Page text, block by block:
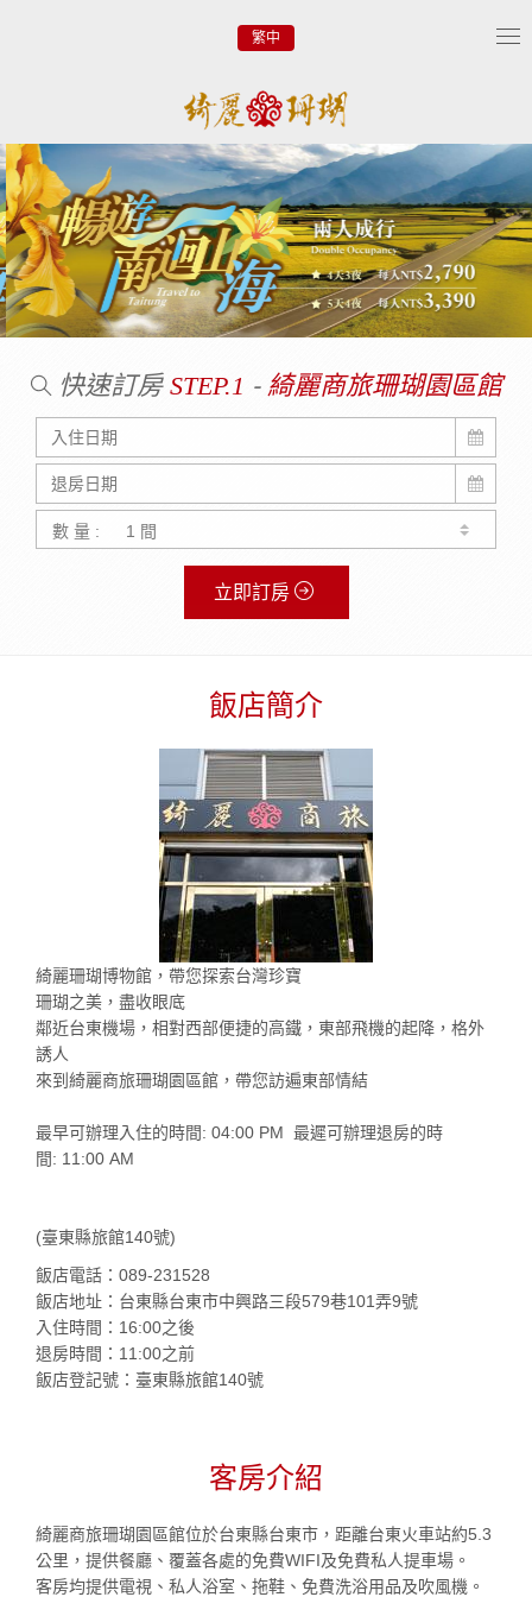
繁中
快速訂房 STEP.1 - 綺麗商旅珊瑚園區館
數 量 :
立即訂房
飯店簡介
綺麗珊瑚博物館，帶您探索台灣珍寶
珊瑚之美，盡收眼底
鄰近台東機場，相對西部便捷的高鐵，東部飛機的起降，格外
誘人
來到綺麗商旅珊瑚園區館，帶您訪遍東部情結
最早可辦理入住的時間: 04:00 PM 最遲可辦理退房的時
間: 11:00 AM
(臺東縣旅館140號)
飯店電話：089-231528
飯店地址：台東縣台東市中興路三段579巷101弄9號
入住時間：16:00之後
退房時間：11:00之前
飯店登記號：臺東縣旅館140號
客房介紹
綺麗商旅珊瑚園區館位於台東縣台東市，距離台東火車站約5.3
公里，提供餐廳、覆蓋各處的免費WIFI及免費私人提車場。
客房均提供電視、私人浴室、拖鞋、免費洗浴用品及吹風機。